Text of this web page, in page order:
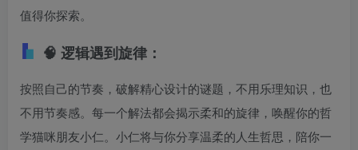
值得你探索。
🧠 逻辑遇到旋律：
按照自己的节奏，破解精心设计的谜题，不用乐理知识，也
不用节奏感。每一个解法都会揭示柔和的旋律，唤醒你的哲
学猫咪朋友小仁。小仁将与你分享温柔的人生哲思，陪你一